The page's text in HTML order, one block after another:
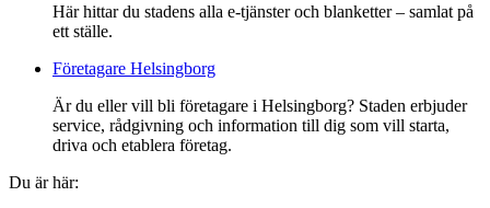
Här hittar du stadens alla e-tjänster och blanketter – samlat på
ett ställe.
Företagare Helsingborg
Är du eller vill bli företagare i Helsingborg? Staden erbjuder
service, rådgivning och information till dig som vill starta,
driva och etablera företag.
Du är här: